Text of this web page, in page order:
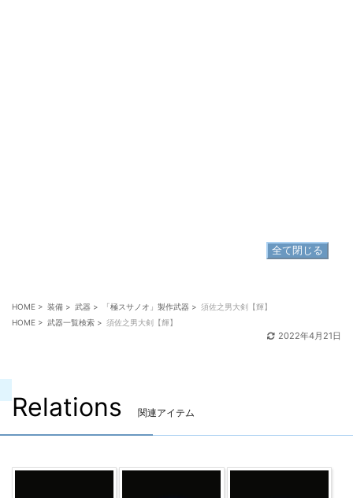
全て閉じる
HOME > 装備 > 武器 > 「極スサノオ」製作武器 > 須佐之男大剣【輝】
HOME > 武器一覧検索 > 須佐之男大剣【輝】
2022年4月21日
Relations 関連アイテム